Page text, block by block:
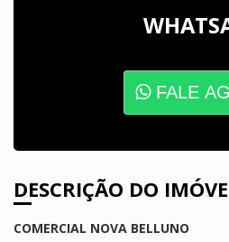
FALE
DESCRIÇÃO DO
COMERCIAL NOVA BELLUNO